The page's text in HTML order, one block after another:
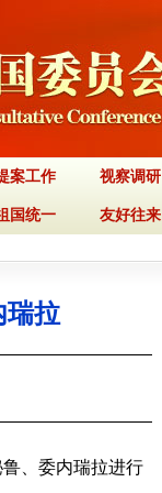
案工作 视察调研
国统一 友好往来
瑞拉
、委内瑞拉进行